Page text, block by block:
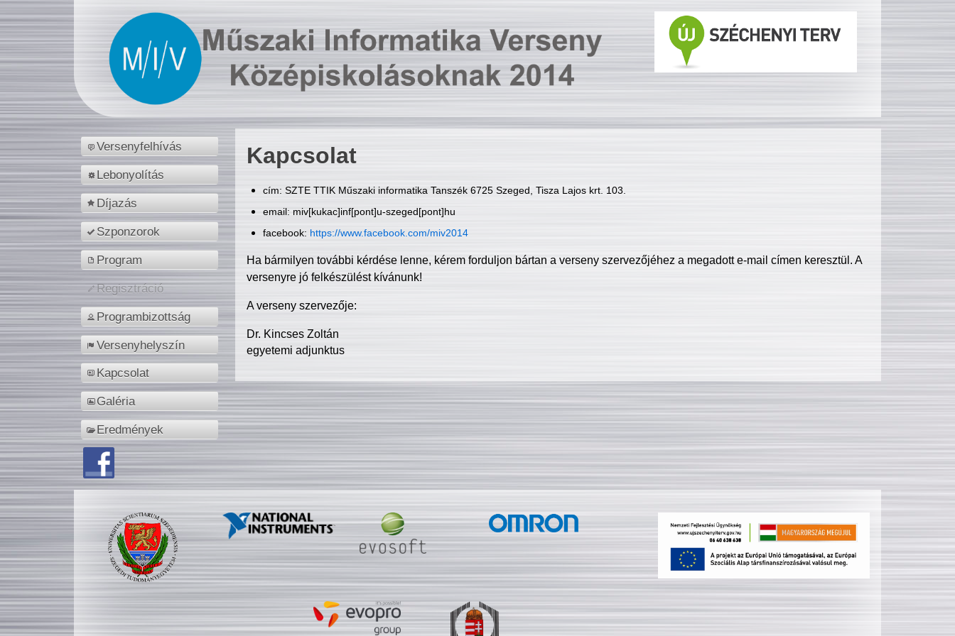
Versenyfelhívás
Lebonyolítás
Díjazás
Szponzorok
Program
Regisztráció
Programbizottság
Versenyhelyszín
Kapcsolat
Galéria
Eredmények
Kapcsolat
cím: SZTE TTIK Műszaki informatika Tanszék 6725 Szeged, Tisza Lajos krt. 103.
email: miv[kukac]inf[pont]u-szeged[pont]hu
facebook: https://www.facebook.com/miv2014
Ha bármilyen további kérdése lenne, kérem forduljon bártan a verseny szervezőjéhez a megadott e-mail címen keresztül. A
versenyre jó felkészülést kívánunk!
A verseny szervezője:
Dr. Kincses Zoltán
egyetemi adjunktus